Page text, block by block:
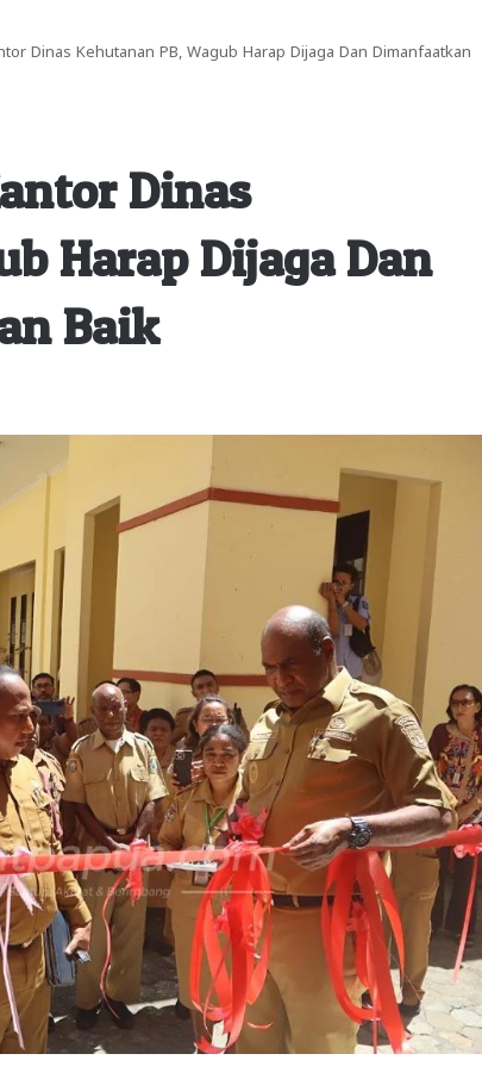
Dinas Kehutanan PB, Wagub Harap Dijaga Dan Dimanfaatkan
Dinas
Harap Dijaga Dan
Baik